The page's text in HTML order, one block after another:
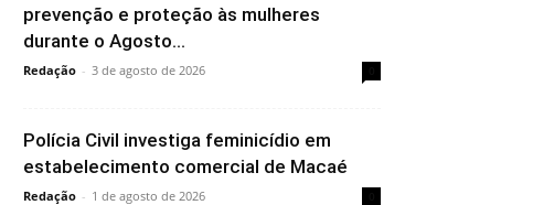
prevenção e proteção às mulheres
durante o Agosto...
Redação - 3 de agosto de 2026
Polícia Civil investiga feminicídio em
estabelecimento comercial de Macaé
Redação - 1 de agosto de 2026